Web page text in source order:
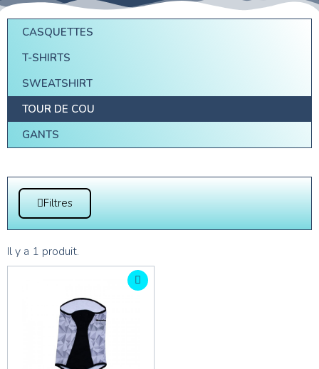
CASQUETTES
T-SHIRTS
SWEATSHIRT
TOUR DE COU
GANTS
Filtres
Il y a 1 produit.